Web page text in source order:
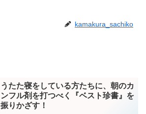
kamakura_sachiko
うたた寝をしている方たちに、朝のカ
ンフル剤を打つべく『ベスト珍書』を
振りかざす！